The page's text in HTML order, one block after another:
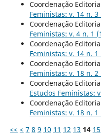
Coordenação
Feministas: v. 14 n. 3
Coordenação
Feministas: v. 4 n. 1
Coordenação
Feministas: v. 14 n. 1
Coordenação
Feministas: v. 18 n. 2
Coordenação
Estudos Feministas:
Coordenação
Feministas: v. 18 n. 1
<< < 7 8 9 10 11 12 13 14 15